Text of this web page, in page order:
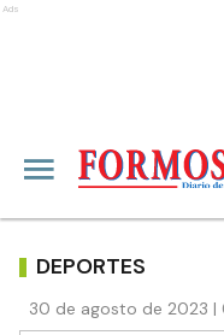
Ads
DEPORTES
30 de agosto de 2023 |